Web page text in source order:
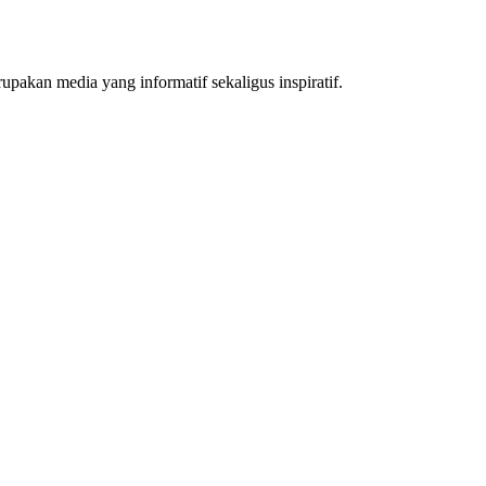
media yang informatif sekaligus inspiratif.